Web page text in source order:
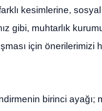
kesimlerine,
gibi, muhtarlık
için önerilerimizi
birinci ayağı;